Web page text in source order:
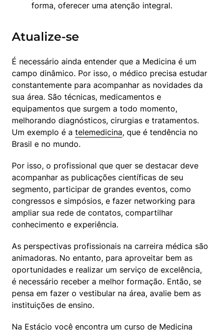
forma, oferecer uma atenção integral.
Atualize-se
É necessário ainda entender que a Medicina é um
campo dinâmico. Por isso, o médico precisa estudar
constantemente para acompanhar as novidades da
sua área. São técnicas, medicamentos e
equipamentos que surgem a todo momento,
melhorando diagnósticos, cirurgias e tratamentos.
Um exemplo é a telemedicina, que é tendência no
Brasil e no mundo.
Por isso, o profissional que quer se destacar deve
acompanhar as publicações científicas de seu
segmento, participar de grandes eventos, como
congressos e simpósios, e fazer networking para
ampliar sua rede de contatos, compartilhar
conhecimento e experiência.
As perspectivas profissionais na carreira médica são
animadoras. No entanto, para aproveitar bem as
oportunidades e realizar um serviço de excelência,
é necessário receber a melhor formação. Então, se
pensa em fazer o vestibular na área, avalie bem as
instituições de ensino.
Na Estácio você encontra um curso de Medicina